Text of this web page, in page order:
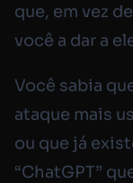
que, em vez
você a dar a
Você sabia
ataque mais
ou que já
“ChatGPT”